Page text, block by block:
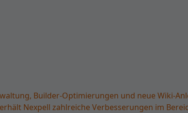
Builder-Optimierungen und neue Wiki-
Nexpell zahlreiche Verbesserungen im